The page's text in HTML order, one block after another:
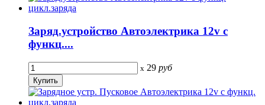
Заряд.устройство Автоэлектрика 12v с
функц....
x 29 руб